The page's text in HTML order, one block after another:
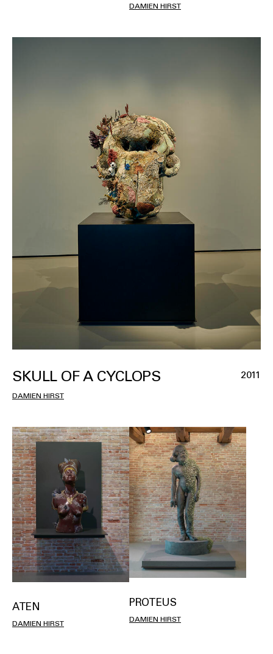
DAMIEN HIRST
SKULL OF A CYCLOPS 2011
DAMIEN HIRST
ATEN
DAMIEN HIRST
PROTEUS
DAMIEN HIRST